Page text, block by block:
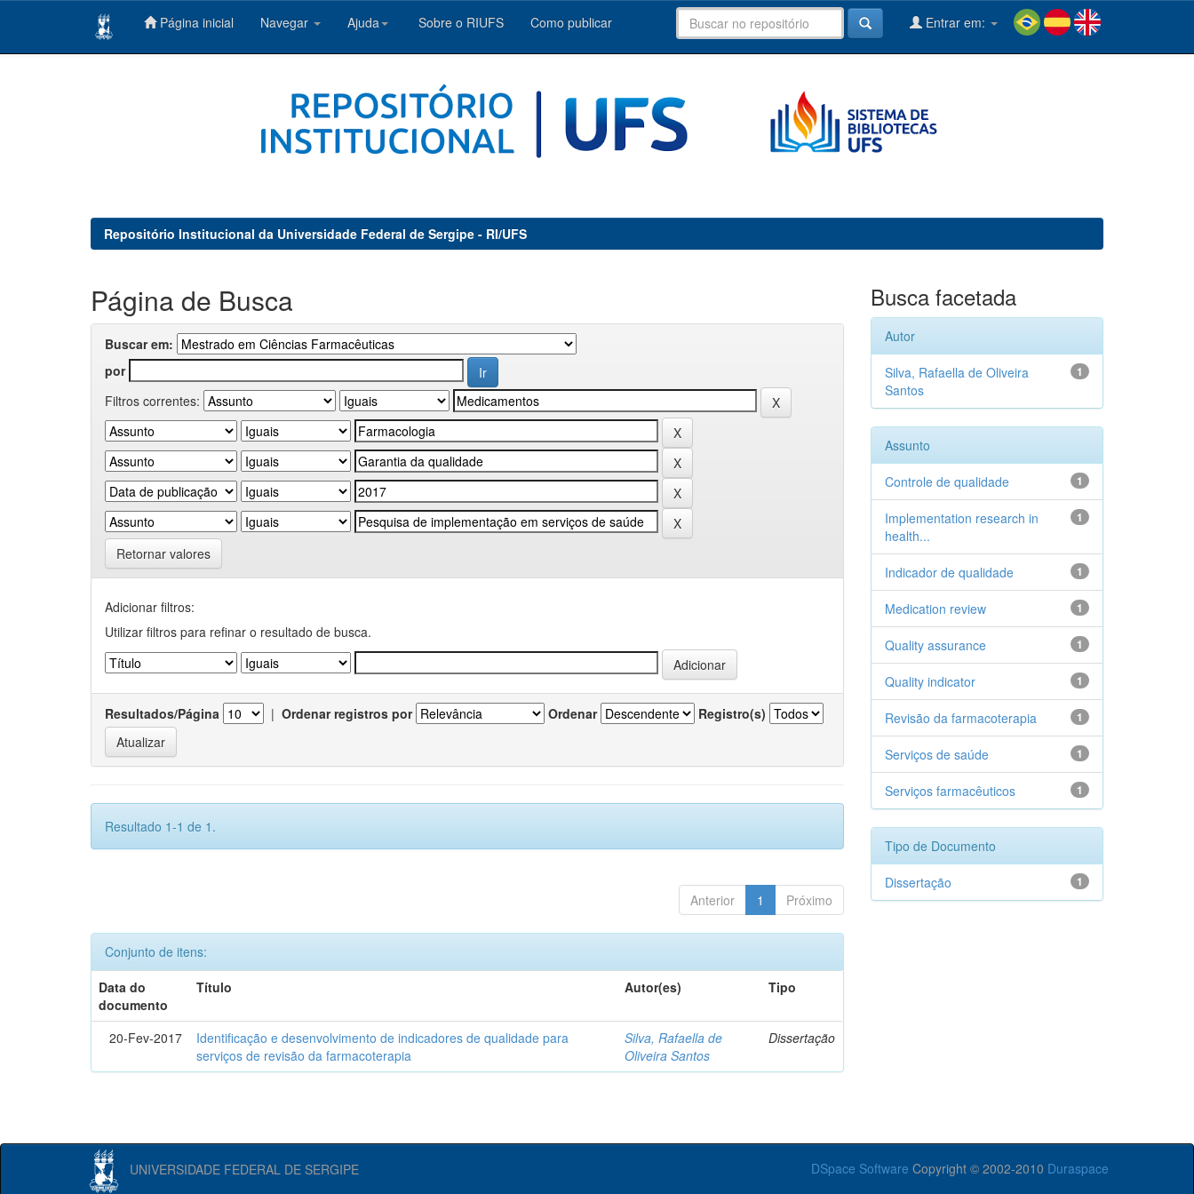
Página inicial Navegar Ajuda Sobre o RIUFS Como publicar Entrar em:
Repositório Institucional da Universidade Federal de Sergipe - RI/UFS
Página de Busca
Buscar em:
por
Filtros correntes:
Retornar valores
Adicionar filtros:
Utilizar filtros para refinar o resultado de busca.
Resultados/Página | Ordenar registros por Ordenar Registro(s)
Resultado 1-1 de 1.
Anterior 1 Próximo
Conjunto de itens:
Data do
documento
Título Autor(es) Tipo
20-Fev-2017
Identificação e desenvolvimento de indicadores de qualidade para
serviços de revisão da farmacoterapia
Silva, Rafaella de
Oliveira Santos
Dissertação
Busca facetada
Autor
1
Silva, Rafaella de Oliveira
Santos
Assunto
1
Controle de qualidade
1
Implementation research in
health...
1
Indicador de qualidade
1
Medication review
1
Quality assurance
1
Quality indicator
1
Revisão da farmacoterapia
1
Serviços de saúde
1
Serviços farmacêuticos
Tipo de Documento
1
Dissertação
UNIVERSIDADE FEDERAL DE SERGIPE DSpace Software Copyright © 2002-2010 Duraspace